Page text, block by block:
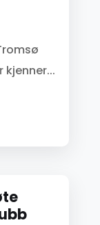
kjenner...